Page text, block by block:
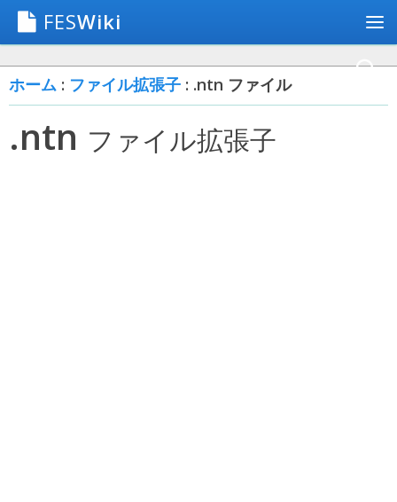
FESWiki
ホーム : ファイル拡張子 : .ntn ファイル
.ntn ファイル拡張子